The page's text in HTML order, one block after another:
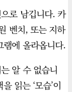
로 남깁니다. 카
벤치, 또는 지하
에 올라옵니다.
알 수 없습니
읽는 ‘모습’이